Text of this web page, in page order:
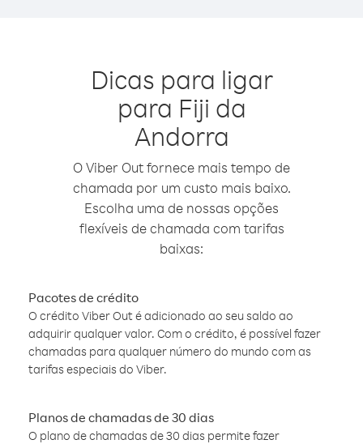
Dicas para ligar
para Fiji da
Andorra
O Viber Out fornece mais tempo de
chamada por um custo mais baixo.
Escolha uma de nossas opções
flexíveis de chamada com tarifas
baixas:
Pacotes de crédito
O crédito Viber Out é adicionado ao seu saldo ao
adquirir qualquer valor. Com o crédito, é possível fazer
chamadas para qualquer número do mundo com as
tarifas especiais do Viber.
Planos de chamadas de 30 dias
O plano de chamadas de 30 dias permite fazer